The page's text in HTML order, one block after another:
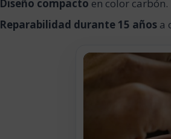
Diseño compacto en color carbón.
Reparabilidad durante 15 añosa